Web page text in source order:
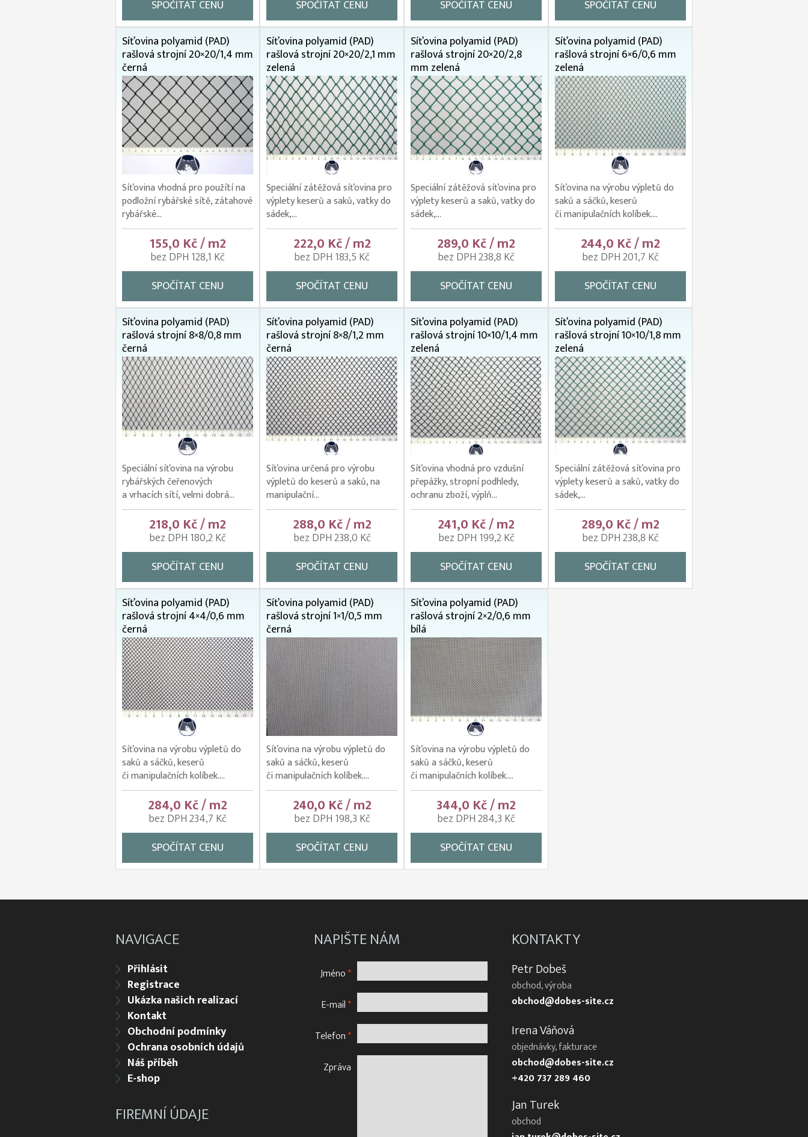
SPOČÍTAT CENU
SPOČÍTAT CENU
SPOČÍTAT CENU
SPOČÍTAT CENU
Síťovina polyamid (PAD)
rašlová strojní 20×20/1,4 mm
černá
Síťovina vhodná pro použítí na
podložní rybářské sítě, zátahové
rybářské...
155,0 Kč / m2
bez DPH 128,1 Kč
SPOČÍTAT CENU
Síťovina polyamid (PAD)
rašlová strojní 20×20/2,1 mm
zelená
Speciální zátěžová síťovina pro
výplety keserů a saků, vatky do
sádek,...
222,0 Kč / m2
bez DPH 183,5 Kč
SPOČÍTAT CENU
Síťovina polyamid (PAD)
rašlová strojní 20×20/2,8
mm zelená
Speciální zátěžová síťovina pro
výplety keserů a saků, vatky do
sádek,...
289,0 Kč / m2
bez DPH 238,8 Kč
SPOČÍTAT CENU
Síťovina polyamid (PAD)
rašlová strojní 6×6/0,6 mm
zelená
Síťovina na výrobu výpletů do
saků a sáčků, keserů
či manipulačních kolíbek....
244,0 Kč / m2
bez DPH 201,7 Kč
SPOČÍTAT CENU
Síťovina polyamid (PAD)
rašlová strojní 8×8/0,8 mm
černá
Speciální síťovina na výrobu
rybářských čeřenových
a vrhacích sítí, velmi dobrá...
218,0 Kč / m2
bez DPH 180,2 Kč
SPOČÍTAT CENU
Síťovina polyamid (PAD)
rašlová strojní 8×8/1,2 mm
černá
Síťovina určená pro výrobu
výpletů do keserů a saků, na
manipulační...
288,0 Kč / m2
bez DPH 238,0 Kč
SPOČÍTAT CENU
Síťovina polyamid (PAD)
rašlová strojní 10×10/1,4 mm
zelená
Síťovina vhodná pro vzdušní
přepážky, stropní podhledy,
ochranu zboží, výplň...
241,0 Kč / m2
bez DPH 199,2 Kč
SPOČÍTAT CENU
Síťovina polyamid (PAD)
rašlová strojní 10×10/1,8 mm
zelená
Speciální zátěžová síťovina pro
výplety keserů a saků, vatky do
sádek,...
289,0 Kč / m2
bez DPH 238,8 Kč
SPOČÍTAT CENU
Síťovina polyamid (PAD)
rašlová strojní 4×4/0,6 mm
černá
Síťovina na výrobu výpletů do
saků a sáčků, keserů
či manipulačních kolíbek....
284,0 Kč / m2
bez DPH 234,7 Kč
SPOČÍTAT CENU
Síťovina polyamid (PAD)
rašlová strojní 1×1/0,5 mm
černá
Síťovina na výrobu výpletů do
saků a sáčků, keserů
či manipulačních kolíbek....
240,0 Kč / m2
bez DPH 198,3 Kč
SPOČÍTAT CENU
Síťovina polyamid (PAD)
rašlová strojní 2×2/0,6 mm
bílá
Síťovina na výrobu výpletů do
saků a sáčků, keserů
či manipulačních kolíbek....
344,0 Kč / m2
bez DPH 284,3 Kč
SPOČÍTAT CENU
NAVIGACE
Přihlásit
Registrace
Ukázka našich realizací
Kontakt
Obchodní podmínky
Ochrana osobních údajů
Náš příběh
E-shop
FIREMNÍ ÚDAJE
NAPIŠTE NÁM
Jméno*
E-mail*
Telefon*
Zpráva
KONTAKTY
Petr Dobeš
obchod, výroba
obchod@dobes-site.cz
Irena Váňová
objednávky, fakturace
obchod@dobes-site.cz
+420 737 289 460
Jan Turek
obchod